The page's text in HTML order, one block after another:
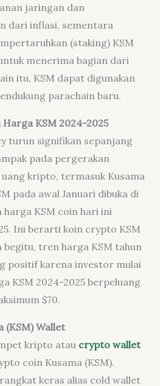
jaringan dan
dari inflasi, sementara
(staking)KSM
menerima bagian dari
itu, KSM dapat digunakan
parachain baru.
KSM 2024-2025
turun signifikan sepanjang
pada pergerakan
kripto, termasuk Kusama
pada awal Januari dibuka di
harga KSM coin hari ini
Ini berarti koin crypto KSM
begitu, tren harga KSM tahun
positif karena investor mulai
KSM 2024-2025 berpeluang
$70.
(KSM) Wallet
kripto atau crypto wallet
coin Kusama (KSM).
keras alias cold wallet